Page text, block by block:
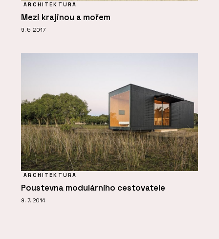
ARCHITEKTURA
Mezi krajinou a mořem
9. 5. 2017
ARCHITEKTURA
Poustevna modulárního cestovatele
9. 7. 2014